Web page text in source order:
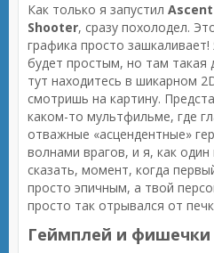
Как только я запустил
Shooter, сразу похолодел.
графика просто
будет простым, но там такая
тут находитесь в шикарном
смотришь на картину.
каком-то мультфильме, где
отважные «асцендентные»
волнами врагов, и я, как
сказать, момент, когда
просто эпичным, а твой
просто так отрывался от
Геймплей и фишечки